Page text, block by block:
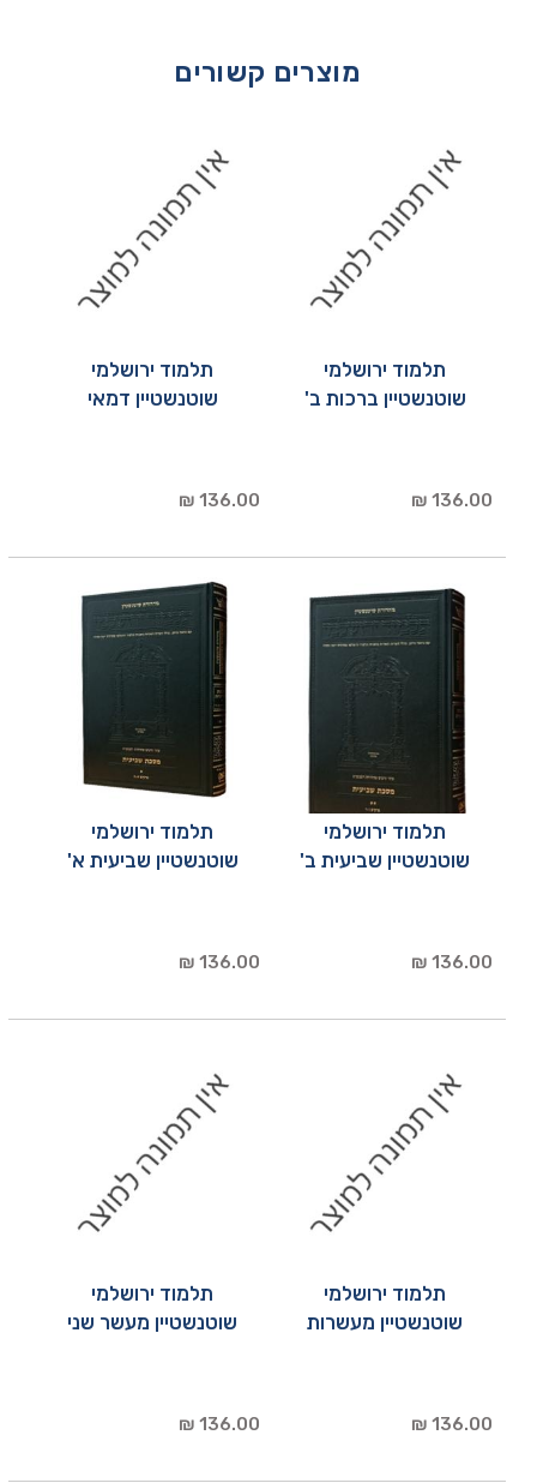
מוצרים קשורים
תלמוד ירושלמי
שוטנשטיין ברכות ב'
136.00 ₪
תלמוד ירושלמי
שוטנשטיין דמאי
136.00 ₪
תלמוד ירושלמי
שוטנשטיין שביעית ב'
136.00 ₪
תלמוד ירושלמי
שוטנשטיין שביעית א'
136.00 ₪
תלמוד ירושלמי
שוטנשטיין מעשרות
136.00 ₪
תלמוד ירושלמי
שוטנשטיין מעשר שני
136.00 ₪